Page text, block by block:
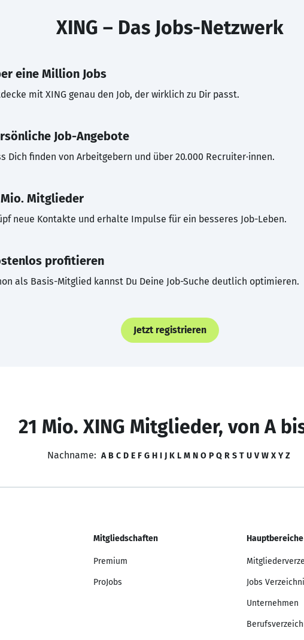
XING – Das Jobs-Netzwerk
eine Million Jobs
mit XING genau den Job, der wirklich zu Dir passt.
Job-Angebote
Dich finden von Arbeitgebern und über 20.000 Recruiter·innen.
Mio. Mitglieder
neue Kontakte und erhalte Impulse für ein besseres Job-Leben.
profitieren
als Basis-Mitglied kannst Du Deine Job-Suche deutlich optimieren.
Jetzt registrieren
21 Mio. XING Mitglieder, von A
Nachname: A B C D E F G H I J K L M N O P Q R S T U V W X Y Z
Mitgliedschaften
Premium
ProJobs
Hauptbereiche
Jobs
Unternehmen